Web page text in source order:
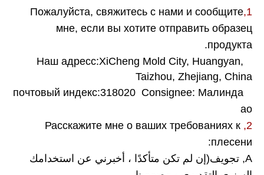
1,
Пожалуйста, свяжитесь с нами и сообщите
мне, если вы хотите отправить образец
продукта.
:XiCheng Mold City, Huangyan,
Taizhou, Zhejiang, China
:318020 Сonsignee: Малинда
ао
2,
Расскажите мне о ваших требованиях к
плесени:
A
, تجويف(إن لم تكن متأكدًا ، أخبرني عن استخدامك